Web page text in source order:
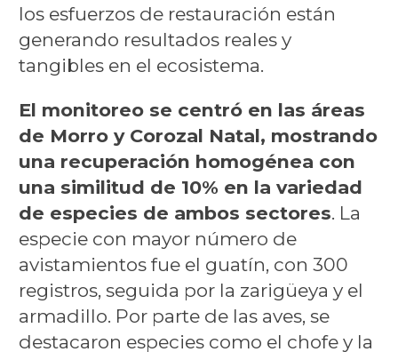
los esfuerzos de restauración están
generando resultados reales y
tangibles en el ecosistema.
El monitoreo se centró en las áreas
de Morro y Corozal Natal, mostrando
una recuperación homogénea con
una similitud de 10% en la variedad
de especies de ambos sectores. La
especie con mayor número de
avistamientos fue el guatín, con 300
registros, seguida por la zarigüeya y el
armadillo. Por parte de las aves, se
destacaron especies como el chofe y la